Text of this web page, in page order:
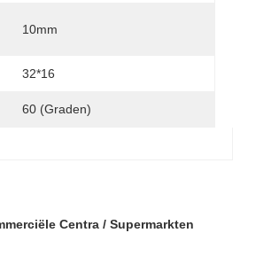
10mm
32*16
60 (graden)
Centra / Supermarkten​